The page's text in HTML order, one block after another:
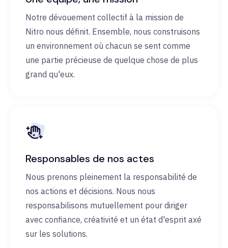
Notre dévouement collectif à la mission de
Nitro nous définit. Ensemble, nous construisons
un environnement où chacun se sent comme
une partie précieuse de quelque chose de plus
grand qu'eux.
Responsables de nos actes
Nous prenons pleinement la responsabilité de
nos actions et décisions. Nous nous
responsabilisons mutuellement pour diriger
avec confiance, créativité et un état d'esprit axé
sur les solutions.